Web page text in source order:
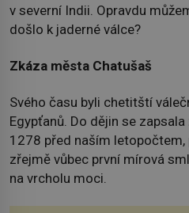
v severní Indii. Opravdu
došlo k jaderné válce?
Zkáza města Chatušaš
Svého času byli chetitští
Egypťanů. Do dějin se
1278 před naším letopočtem,
zřejmě vůbec první mírová
na vrcholu moci.